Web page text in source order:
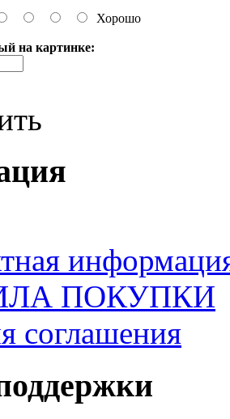
Хорошо
на картинке:
ПОКУПКИ
соглашения